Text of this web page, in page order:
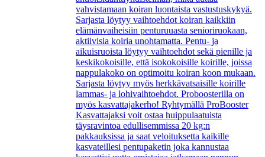
vahvistamaan koiran luontaista vastustuskykyä.
Sarjasta löytyy vaihtoehdot koiran kaikkiin
elämänvaiheisiin penturuuasta senioriruokaan,
aktiivisia koiria unohtamatta. Pentu- ja
aikuisruoista löytyy vaihtoehdot sekä pienille ja
keskikokoisille, että isokokoisille koirille, joissa
nappulakoko on optimoitu koiran koon mukaan.
Sarjasta löytyy myös herkkävatsaisille koirille
lammas- ja lohivaihtoehdot. Proboosterilla on
myös kasvattajakerho! Ryhtymällä ProBooster
Kasvattajaksi voit ostaa huippulaatuista
täysravintoa edullisemmissa 20 kg:n
pakkauksissa ja saat veloituksetta kaikille
kasvateillesi pentupaketin joka kannustaa